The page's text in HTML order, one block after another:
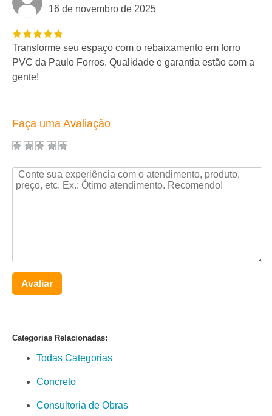
16 de novembro de 2025
Transforme seu espaço com o rebaixamento em forro
PVC da Paulo Forros. Qualidade e garantia estão com a
gente!
Faça uma Avaliação
Avaliar
Categorias Relacionadas:
Todas Categorias
Concreto
Consultoria de Obras